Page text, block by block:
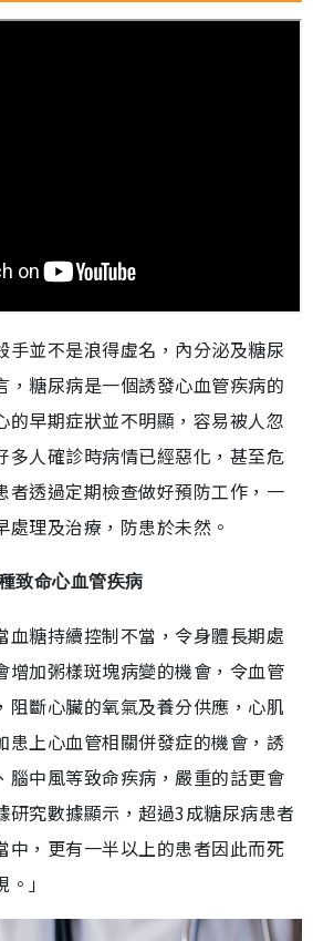
手並不是浪得虛名，內分泌及糖尿
，糖尿病是一個誘發心血管疾病的
的早期症狀並不明顯，容易被人忽
多人確診時病情已經惡化，甚至危
者透過定期檢查做好預防工作，一
處理及治療，防患於未然。
致命心血管疾病
血糖持續控制不當，令身體長期處
增加粥樣斑塊病變的機會，令血管
阻斷心臟的氧氣及養分供應，心肌
患上心血管相關併發症的機會，誘
腦中風等致命疾病，嚴重的話更會
研究數據顯示，超過3成糖尿病患者
中，更有一半以上的患者因此而死
」